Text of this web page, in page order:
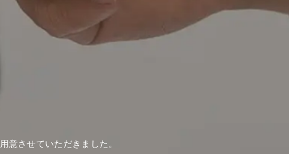
意させていただきました。